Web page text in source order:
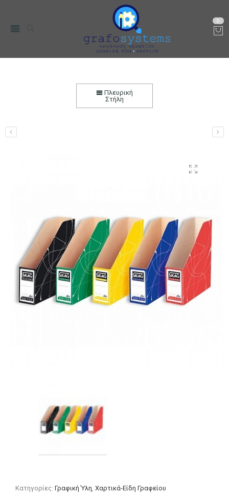
0
Χαρτικά-Είδη Γραφείου Γραφική Ύλη
Πλευρική
Στήλη
Κατηγορίες:Γραφική Ύλη,Χαρτικά-Είδη Γραφείου